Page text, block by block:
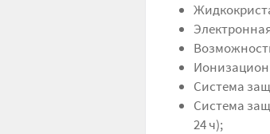
Система
Система
24 ч);